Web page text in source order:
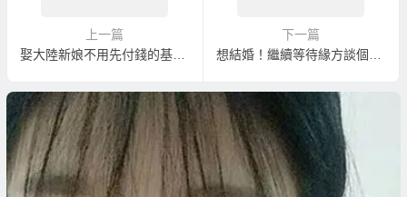
上一篇
娶大陸新娘不用先付錢的基本要求與條件
下一篇
想結婚！繼續等待緣方談個戀愛？還是就相親立即結婚？